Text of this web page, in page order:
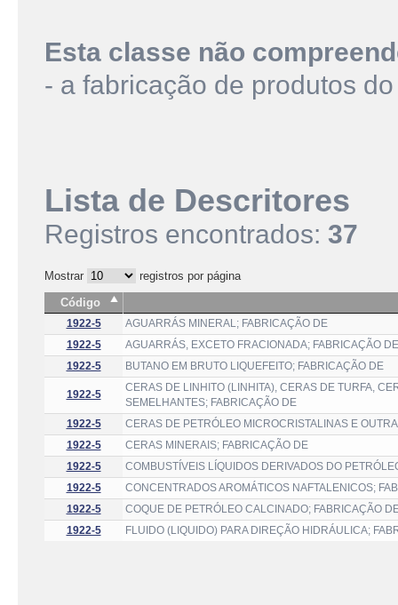
Esta classe não
- a fabricação de produtos
Lista de Descritores
Registros encontrados: 37
Mostrar
registros por página
Código
1922-5
AGUARRÁS MINERAL; FABRICAÇÃO DE
1922-5
AGUARRÁS, EXCETO FRACIONADA; FABRICAÇÃO DE
1922-5
BUTANO EM BRUTO LIQUEFEITO; FABRICAÇÃO DE
1922-5
CERAS DE LINHITO (LINHITA), CERAS DE TURFA,
SEMELHANTES; FABRICAÇÃO DE
1922-5
CERAS DE PETRÓLEO MICROCRISTALINAS E
1922-5
CERAS MINERAIS; FABRICAÇÃO DE
1922-5
COMBUSTÍVEIS LÍQUIDOS DERIVADOS DO
1922-5
CONCENTRADOS AROMÁTICOS NAFTALENICOS;
1922-5
COQUE DE PETRÓLEO CALCINADO; FABRICAÇÃO
1922-5
FLUIDO (LIQUIDO) PARA DIREÇÃO HIDRÁULICA;